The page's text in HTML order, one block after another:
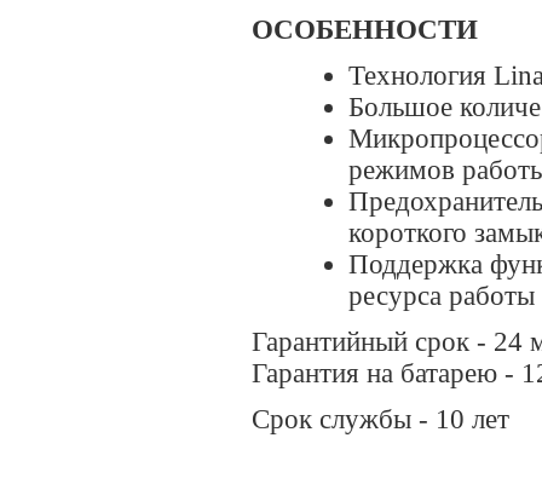
ОСОБЕННОСТИ
Технология
Большое
режимов
короткого
Поддержка
ресурса
Гарантийный срок - 24
Гарантия на батарею -
Срок службы - 10 лет